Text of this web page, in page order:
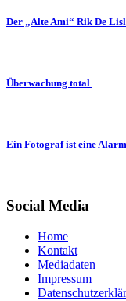
Der „Alte Ami“ Rik De
Überwachung total
Ein Fotograf ist eine
Social Media
Home
Kontakt
Mediadaten
Impressum